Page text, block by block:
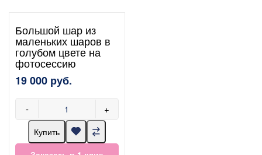
Большой шар из
маленьких шаров в
голубом цвете на
фотосессию
19 000 руб.
- +
Купить